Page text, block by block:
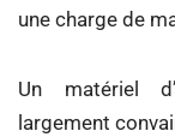
une charge de
Un matériel
largement